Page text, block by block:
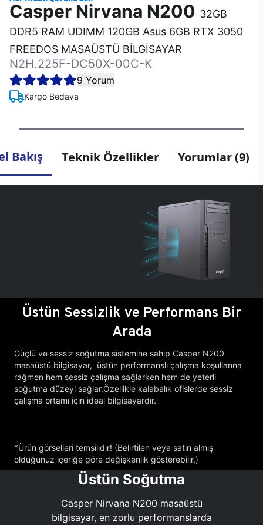
Casper Nirvana N200 32GB
DDR5 RAM UDIMM 120GB Asus 6GB RTX 3050
FREEDOS MASAÜSTÜ BİLGİSAYAR
N2H.225F-DC50X-00C-K
9 Yorum
Kargo Bedava
Bakış Teknik Özellikler Yorumlar (9)
Üstün Sessizlik ve Performans Bir
Arada
Güçlü ve sessiz soğutma sistemine sahip Casper N200
masaüstü bilgisayar, üstün performanslı çalışma koşullarına
rağmen hem sessiz çalışma sağlarken hem de yeterli
soğutma düzeyi sağlar.Özellikle kalabalık ofislerde sessiz
çalışma ortamı için ideal bilgisayardır.
*Ürün görselleri temsilidir! (Belirtilen veya satın almış
olduğunuz içeriğe göre değişkenlik gösterebilir.)
Üstün Soğutma
Casper Nirvana N200 masaüstü
bilgisayar, en zorlu performanslarda